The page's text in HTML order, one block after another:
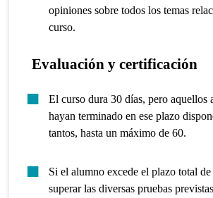
opiniones sobre todos los temas
curso.
Evaluación y certificación
El curso dura 30 días, pero aquellos
hayan terminado en ese plazo
tantos, hasta un máximo de 60.
Si el alumno excede el plazo total
superar las diversas pruebas